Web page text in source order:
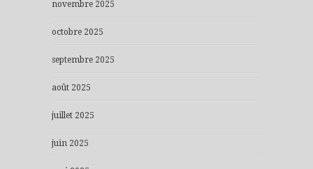
novembre 2025
octobre 2025
septembre 2025
août 2025
juillet 2025
juin 2025